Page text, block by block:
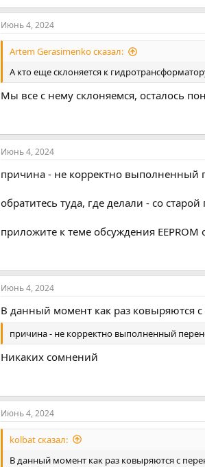
Июнь 4, 2024
Artem Gerasimenko сказал:
А кто еще склоняется к
Мы все с нему склоняемся, осталось
Июнь 4, 2024
причина - не корректно выполненный
обратитесь туда, где делали - со старой
приложите к теме обсуждения
Июнь 4, 2024
В данный момент как раз ковыряются
причина - не корректно выполненный
Никаких сомнений
Июнь 4, 2024
kolbat сказал:
В данный момент как раз ковыряются с